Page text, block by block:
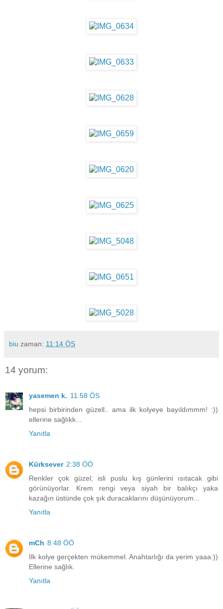
biu zaman: 11:14 ÖS
14 yorum:
yasemen k. 11:58 ÖS
hepsi birbirinden güzell.. ama ilk kolyeye bayıldımmm! :))
ellerine sağlıkk...
Yanıtla
Kürksever 2:38 ÖÖ
Renkler çok güzel; isli puslu kış günlerini ısıtacak gibi
görünüyorlar. Krem rengi veya siyah bir balıkçı yaka
kazağın üstünde çok şık duracaklarını düşünüyorum...
Yanıtla
mCh 8:48 ÖÖ
İlk kolye gerçekten mükemmel. Anahtarlığı da yerim yaaa:))
Ellerine sağlık.
Yanıtla